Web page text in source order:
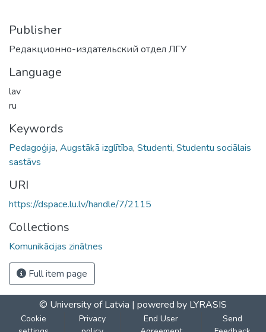
Publisher
Редакционно-издательский отдел ЛГУ
Language
lav
ru
Keywords
Pedagoģija, Augstākā izglītība, Studenti, Studentu sociālais
sastāvs
URI
https://dspace.lu.lv/handle/7/2115
Collections
Komunikācijas zinātnes
Full item page
© University of Latvia | powered by LYRASIS
Cookie
Privacy
End User
Send